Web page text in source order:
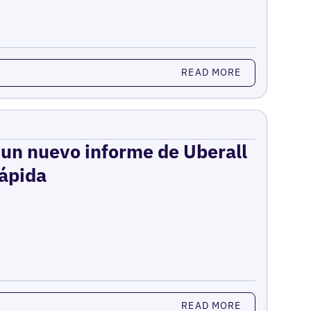
READ MORE
nuevo informe de Uberall
READ MORE